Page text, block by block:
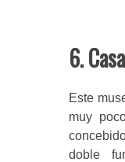
6.
Este
muy
doble